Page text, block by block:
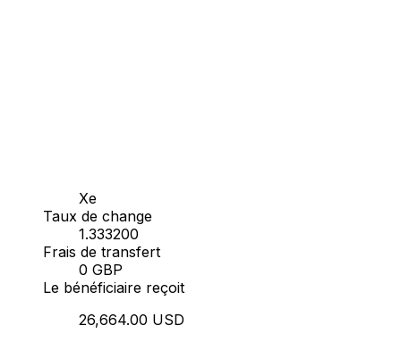
Xe
Taux de change
1.333200
Frais de transfert
0 GBP
Le bénéficiaire reçoit
26,664.00 USD